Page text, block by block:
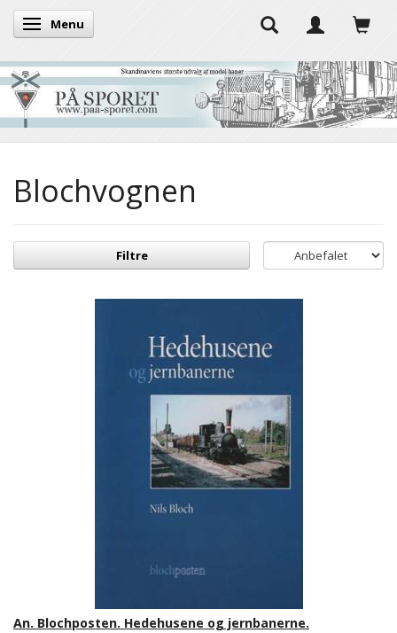
Skifte navigation
Menu
Blochvognen
Filtre
An. Blochposten. Hedehusene og jernbanerne.